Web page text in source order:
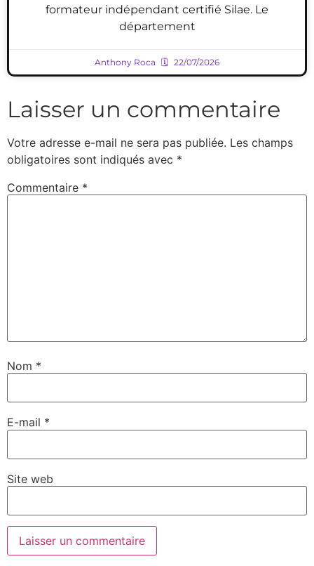
formateur indépendant certifié Silae. Le
département
Anthony Roca 22/07/2026
Laisser un commentaire
Votre adresse e-mail ne sera pas publiée. Les champs
obligatoires sont indiqués avec *
Commentaire *
Nom *
E-mail *
Site web